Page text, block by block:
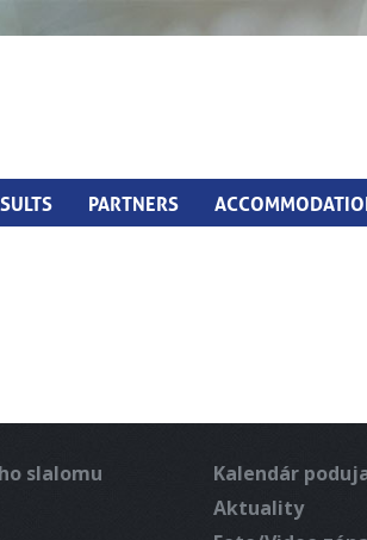
PARTNERS
slalomu
Kalendár
Aktuality